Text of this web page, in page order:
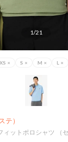
1/21
XS × S × M × L ×
テ）
ットポロシャツ （